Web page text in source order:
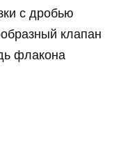
с дробью
клапан
флакона